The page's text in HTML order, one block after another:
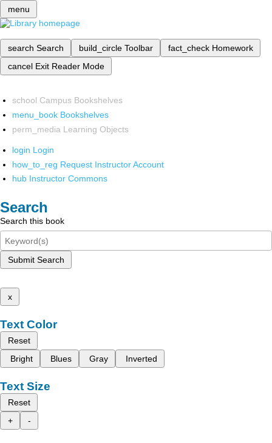
menu
search Search build_circle Toolbar fact_check Homework
cancel Exit Reader Mode
school Campus Bookshelves
menu_book Bookshelves
perm_media Learning Objects
login Login
how_to_reg Request Instructor Account
hub Instructor Commons
Search
Search this book
Submit Search
x
Text Color
Reset
Bright
Blues Gray Inverted
Text Size
Reset
+
-